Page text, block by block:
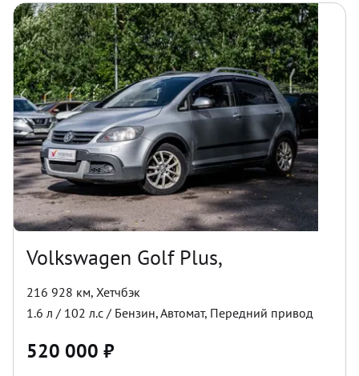
Volkswagen Golf Plus,
216 928 км, Хетчбэк
1.6 л / 102 л.с / Бензин,Автомат, Передний привод
520 000 ₽